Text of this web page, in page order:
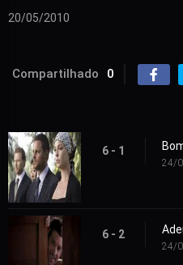
20/05/2010
Compartilhado 0
6 - 1
24/
6 - 2
24/